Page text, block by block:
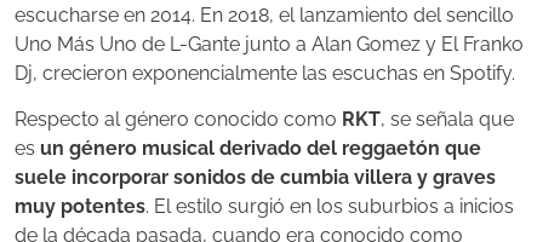
escucharse en 2014. En 2018, el lanzamiento del sencillo
Uno Más Uno de L-Gante junto a Alan Gomez y El Franko
Dj, crecieron exponencialmente las escuchas en Spotify.
Respecto al género conocido como RKT, se señala que
es un género musical derivado del reggaetón que
suele incorporar sonidos de cumbia villera y graves
muy potentes. El estilo surgió en los suburbios a inicios
de la década pasada, cuando era conocido como